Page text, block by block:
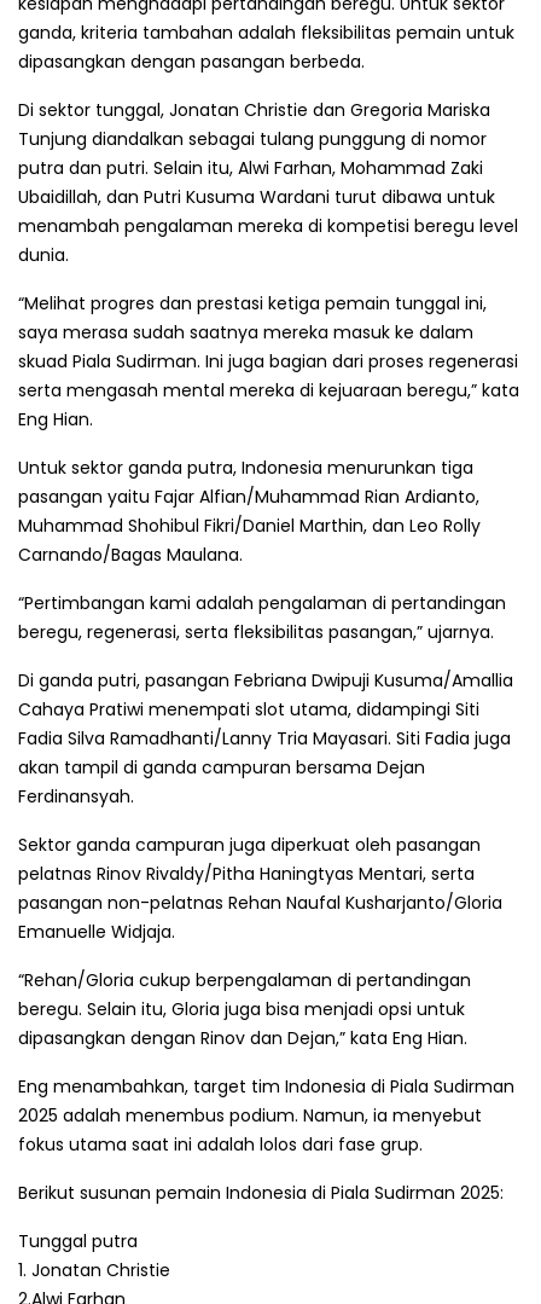
ganda, kriteria tambahan adalah fleksibilitas pemain untuk
dipasangkan dengan pasangan berbeda.
Di sektor tunggal, Jonatan Christie dan Gregoria Mariska
Tunjung diandalkan sebagai tulang punggung di nomor
putra dan putri. Selain itu, Alwi Farhan, Mohammad Zaki
Ubaidillah, dan Putri Kusuma Wardani turut dibawa untuk
menambah pengalaman mereka di kompetisi beregu level
dunia.
“Melihat progres dan prestasi ketiga pemain tunggal ini,
saya merasa sudah saatnya mereka masuk ke dalam
skuad Piala Sudirman. Ini juga bagian dari proses regenerasi
serta mengasah mental mereka di kejuaraan beregu,” kata
Eng Hian.
Untuk sektor ganda putra, Indonesia menurunkan tiga
pasangan yaitu Fajar Alfian/Muhammad Rian Ardianto,
Muhammad Shohibul Fikri/Daniel Marthin, dan Leo Rolly
Carnando/Bagas Maulana.
“Pertimbangan kami adalah pengalaman di pertandingan
beregu, regenerasi, serta fleksibilitas pasangan,” ujarnya.
Di ganda putri, pasangan Febriana Dwipuji Kusuma/Amallia
Cahaya Pratiwi menempati slot utama, didampingi Siti
Fadia Silva Ramadhanti/Lanny Tria Mayasari. Siti Fadia juga
akan tampil di ganda campuran bersama Dejan
Ferdinansyah.
Sektor ganda campuran juga diperkuat oleh pasangan
pelatnas Rinov Rivaldy/Pitha Haningtyas Mentari, serta
pasangan non-pelatnas Rehan Naufal Kusharjanto/Gloria
Emanuelle Widjaja.
“Rehan/Gloria cukup berpengalaman di pertandingan
beregu. Selain itu, Gloria juga bisa menjadi opsi untuk
dipasangkan dengan Rinov dan Dejan,” kata Eng Hian.
Eng menambahkan, target tim Indonesia di Piala Sudirman
2025 adalah menembus podium. Namun, ia menyebut
fokus utama saat ini adalah lolos dari fase grup.
Berikut susunan pemain Indonesia di Piala Sudirman 2025:
Tunggal putra
1. Jonatan Christie
2.Alwi Farhan